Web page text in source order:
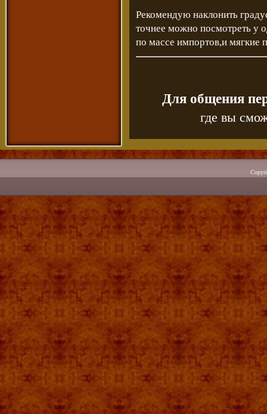
Рекомендую наклонить
точнее можно посмотреть у
по массе импортов,и мягкие
Для общения
где вы